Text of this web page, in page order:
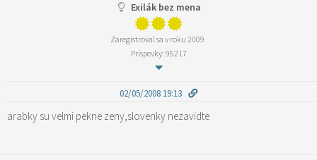
Exilák bez mena
Zaregistroval sa v roku 2009
Príspevky: 95217
02/05/2008 19:13
arabky su velmi pekne zeny,slovenky nezavidte